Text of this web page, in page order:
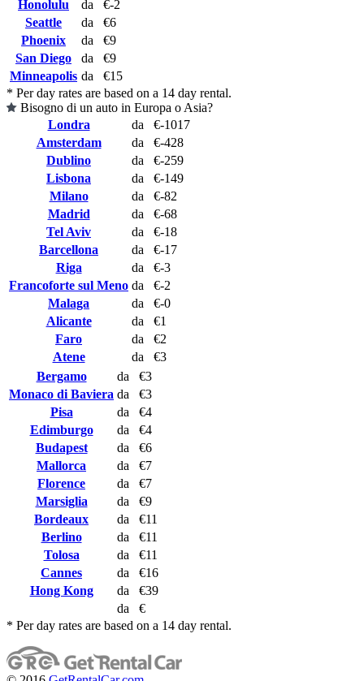
Honolulu
da
€-2
Seattle
da
€6
Phoenix
da
€9
San Diego
da
€9
Minneapolis da
€15
* Per day rates are based on a 14 day rental.
Bisogno di un auto in Europa o Asia?
Londra
da
€-1017
Amsterdam
da
€-428
Dublino
da
€-259
Lisbona
da
€-149
Milano
da
€-82
Madrid
da
€-68
Tel Aviv
da
€-18
Barcellona
da
€-17
Riga
da
€-3
Francoforte sul Meno da
€-2
Malaga
da
€-0
Alicante
da
€1
Faro
da
€2
Atene
da
€3
Bergamo
da
€3
Monaco di Baviera da
€3
Pisa
da
€4
Edimburgo
da
€4
Budapest
da
€6
Mallorca
da
€7
Florence
da
€7
Marsiglia
da
€9
Bordeaux
da
€11
Berlino
da
€11
Tolosa
da
€11
Cannes
da
€16
Hong Kong
da
€39
da
€
* Per day rates are based on a 14 day rental.